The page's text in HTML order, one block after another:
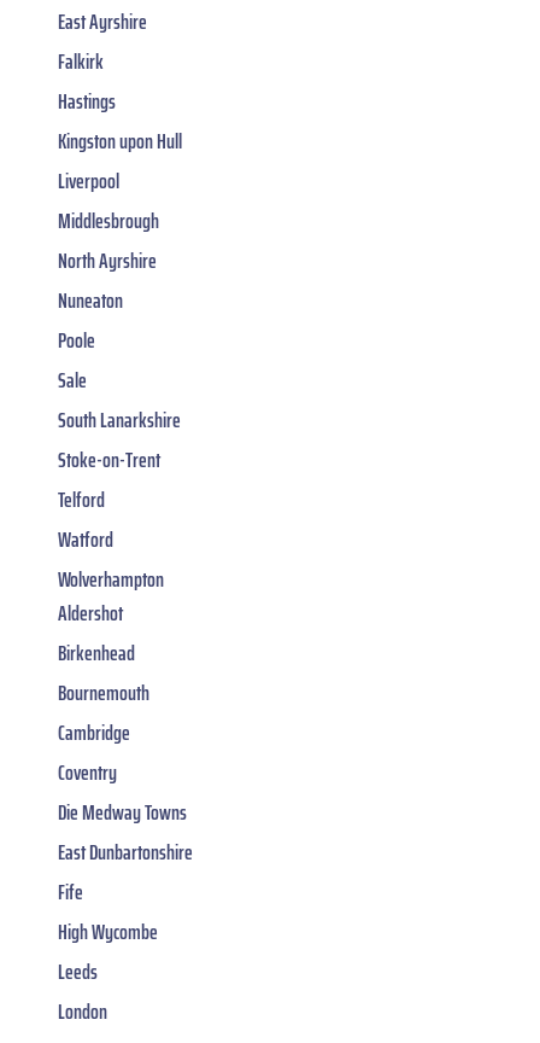
East Ayrshire
Falkirk
Hastings
Kingston upon Hull
Liverpool
Middlesbrough
North Ayrshire
Nuneaton
Poole
Sale
South Lanarkshire
Stoke-on-Trent
Telford
Watford
Wolverhampton
Aldershot
Birkenhead
Bournemouth
Cambridge
Coventry
Die Medway Towns
East Dunbartonshire
Fife
High Wycombe
Leeds
London